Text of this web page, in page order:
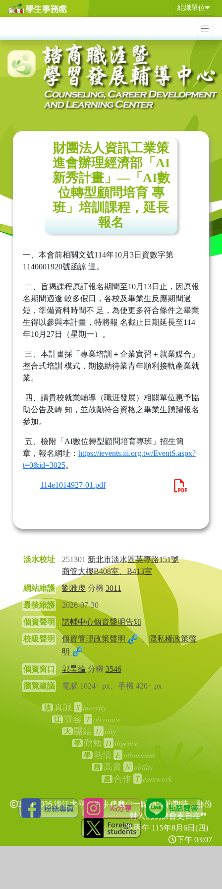
組織單位
財團法人資訊工業策
進會辦理經濟部「AI
新秀計畫」—「AI數
位轉型顧問培育 專
班」培訓課程，延長
報名
一、本會前相關文號114年10月3日資數字第
1140001920號函諒 達。
二、旨揭課程原訂報名期間至10月13日止，因原報
名期間適逢 較多假日，各校及畢業生反應期間過
短，準備資料時間不 足，為使更多符合條件之畢業
生得以參與本計畫，特將報 名截止日期延長至114
年10月27日（星期一）。
三、本計畫採「專業培訓＋企業實習＋就業媒合」
整合式培訓 模式，期協助待業青年順利接軌產業就
業。
四、請貴校就業輔導（職涯發展）相關單位惠予協
助公告及轉 知，並鼓勵符合資格之畢業生踴躍報名
參加。
五、檢附「AI數位轉型顧問培育專班」招生簡
章，報名網址： https://ievents.iii.org.tw/EventS.aspx?
t=0&id=3025。
114e1014927-01.pdf
淡水校址 251301 新北市淡水區英專路151號
商管大樓B408室、B413室
網站維護
劉雅虔分機 3011
最後維護
2026-07-30
個資聲明
諮輔中心個資聲明告知
校級聲明
個資管理政策聲明 、 隱私權政策聲
明
個資窗口 郭昊綸 分機 3546
瀏覽建議
電腦 1024+ px、手機 420+ px
淡 真誠 S incerity
江 寬容 T olerance
大 團結 U nity
學 勤勉 D iligence
學 熱情 E nthusiasm
務 高貴 N obility
處 合作 T eamwork
2024-2026 淡江大學學生事務處少一點預設的期待，那份
對人的關懷會更自在
丙午 115年8月6日(四)
下午 03:07